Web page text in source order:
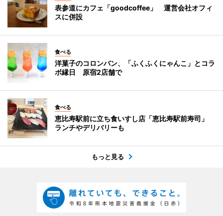
表参道にカフェ「goodcoffee」 運営会社オフィ
スに併設
食べる
洋菓子のコロンバン、「ふくふくにゃんこ」とコラ
ボ縁日 原宿2店舗で
食べる
恵比寿駅前に立ち食いすし店「恵比寿駅前寿司」
ランチやデリバリーも
もっと見る